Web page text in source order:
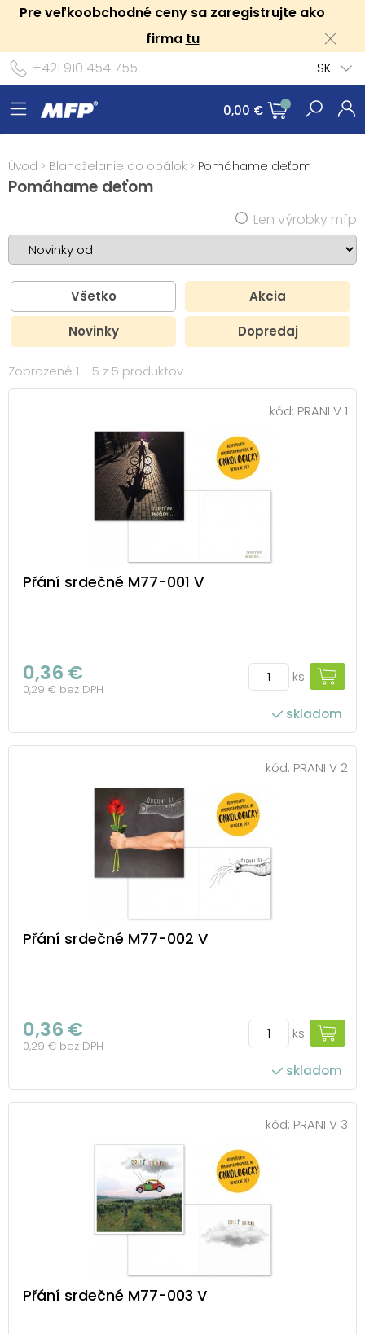
Pre veľkoobchodné ceny sa zaregistrujte ako
firma tu
+421 910 454 755
SK
0,00 €
Úvod > Blahoželanie do obálok > Pomáhame deťom
Pomáhame deťom
Len výrobky mfp
Všetko Akcia
Novinky Dopredaj
Zobrazené 1 - 5 z 5 produktov
kód: PRANI V 1
Přání srdečné M77-001 V
0,36 €
0,29 € bez DPH
ks
skladom
kód: PRANI V 2
Přání srdečné M77-002 V
0,36 €
0,29 € bez DPH
ks
skladom
kód: PRANI V 3
Přání srdečné M77-003 V